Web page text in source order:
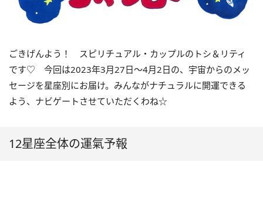
ごきげんよう！ スピリチュアル・カップルのトシ＆リティ
です♡ 今回は2023年3月27日〜4月2日の、宇宙からのメッ
セージを星座別にお届け。みんながナチュラルに開運できる
よう、ナビゲートさせていただくわね☆
12星座全体の運氣予報